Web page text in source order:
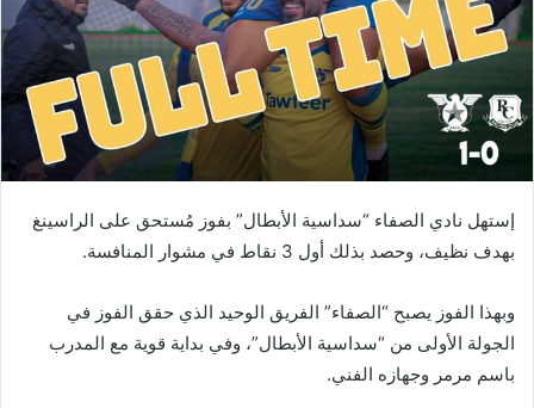
إستهل نادي الصفاء “سداسية الأبطال” بفوز مُستحق على الراسينغ
بهدف نظيف، وحصد بذلك أول 3 نقاط في مشوار المنافسة.
وبهذا الفوز يصبح “الصفاء” الفريق الوحيد الذي حقق الفوز في
الجولة الأولى من “سداسية الأبطال”، وفي بداية قوية مع المدرب
باسم مرمر وجهازه الفني.